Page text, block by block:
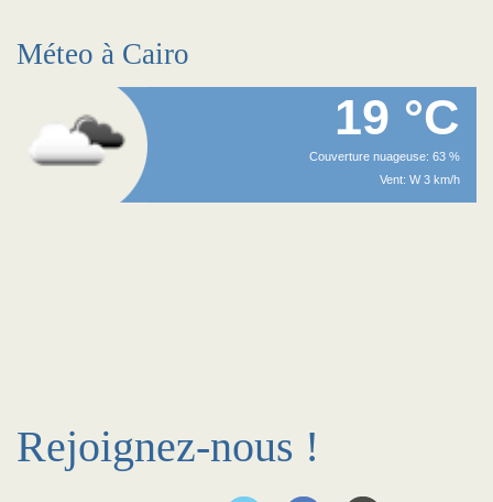
Méteo à Cairo
19 °C
Couverture nuageuse: 63 %
Vent: W 3 km/h
Rejoignez-nous !